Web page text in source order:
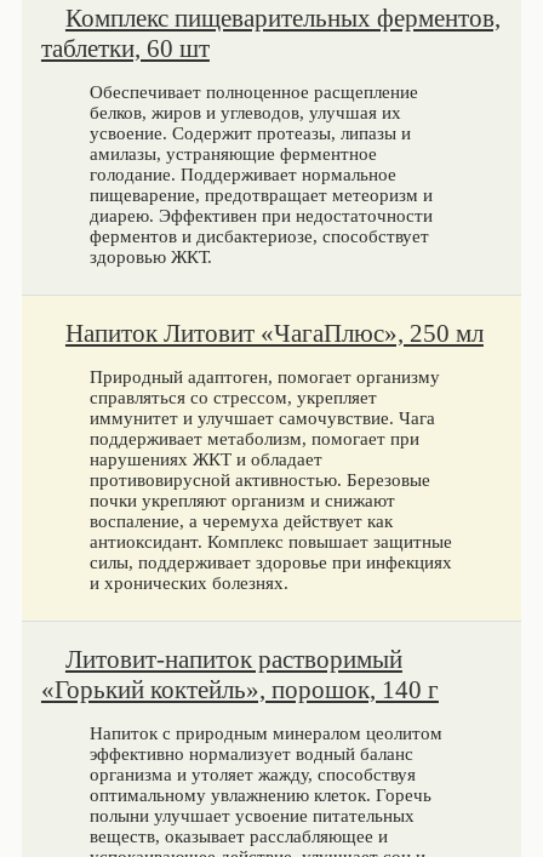
Комплекс пищеварительных ферментов,
таблетки, 60 шт
Обеспечивает полноценное расщепление
белков, жиров и углеводов, улучшая их
усвоение. Содержит протеазы, липазы и
амилазы, устраняющие ферментное
голодание. Поддерживает нормальное
пищеварение, предотвращает метеоризм и
диарею. Эффективен при недостаточности
ферментов и дисбактериозе, способствует
здоровью ЖКТ.
Напиток Литовит «ЧагаПлюс», 250 мл
Природный адаптоген, помогает организму
справляться со стрессом, укрепляет
иммунитет и улучшает самочувствие. Чага
поддерживает метаболизм, помогает при
нарушениях ЖКТ и обладает
противовирусной активностью. Березовые
почки укрепляют организм и снижают
воспаление, а черемуха действует как
антиоксидант. Комплекс повышает защитные
силы, поддерживает здоровье при инфекциях
и хронических болезнях.
Литовит-напиток растворимый
«Горький коктейль», порошок, 140 г
Напиток с природным минералом цеолитом
эффективно нормализует водный баланс
организма и утоляет жажду, способствуя
оптимальному увлажнению клеток. Горечь
полыни улучшает усвоение питательных
веществ, оказывает расслабляющее и